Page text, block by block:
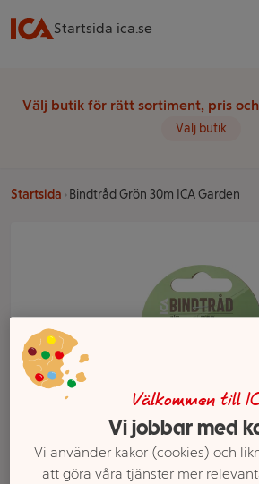
Startsida ica.se
Välj butik för rätt sortiment, pris
Välj butik
Startsida Bindtråd Grön 30m ICA Garden
Välkommen till
Vi jobbar med
Vi använder kakor (cookies) och
att göra våra tjänster mer